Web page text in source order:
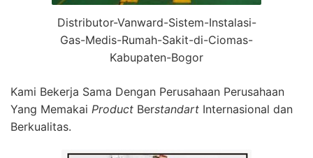
Distributor-Vanward-Sistem-Instalasi-
Gas-Medis-Rumah-Sakit-di-Ciomas-
Kabupaten-Bogor
Kami Bekerja Sama Dengan Perusahaan Perusahaan
Yang Memakai Product Berstandart Internasional dan
Berkualitas.